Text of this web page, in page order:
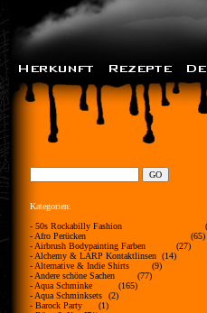
Kategorien:
- 50s Rockabilly Fashion
- Afro Perücken
(65)
- Airbrush Bodypainting Farben
(27)
- Alchemy & LARP Kontaktlinsen (14)
- Alternative & Indie Shirts
(9)
- Andere schöne Sachen
(77)
- Aqua Schminke
(165)
- Aqua Schminksets
(2)
- Barock Party
(1)